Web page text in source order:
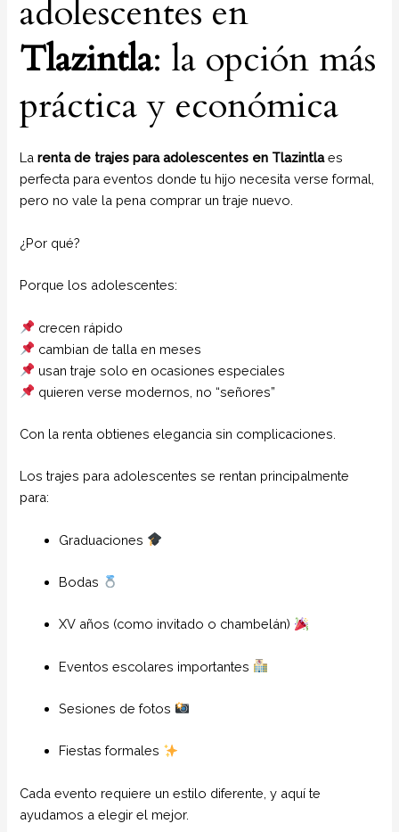
adolescentes en
Tlazintla: la opción más
práctica y económica
Larenta de trajes para adolescentes en Tlazintlaes
perfecta para eventos donde tu hijo necesita verse formal,
pero no vale la pena comprar un traje nuevo.
¿Por qué?
Porque los adolescentes:
crecen rápido
cambian de talla en meses
usan traje solo en ocasiones especiales
quieren verse modernos, no “señores”
Con la renta obtienes elegancia sin complicaciones.
Los trajes para adolescentes se rentan principalmente
para:
Graduaciones
Bodas
XV años (como invitado o chambelán)
Eventos escolares importantes
Sesiones de fotos
Fiestas formales
Cada evento requiere un estilo diferente, y aquí te
ayudamos a elegir el mejor.